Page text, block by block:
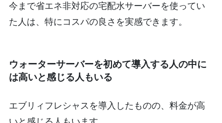
今まで省エネ非対応の宅配水サーバーを使ってい
た人は、特にコスパの良さを実感できます。
ウォーターサーバーを初めて導入する人の中に
は高いと感じる人もいる
エブリィフレシャスを導入したものの、料金が高